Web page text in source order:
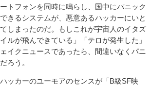
護局は、この事態が宇宙人の仕業ではなく
三者（ハッカー）」が緊急警報システムに
であると公式に発表。被害の拡大を防ぐた
一時的に停止する措置をとった。現在、こ
警察に引き継がれ、誰がどのようにしてシ
、本格的な捜査が進められている。
のイタズラ」と笑うかもしれない。しか